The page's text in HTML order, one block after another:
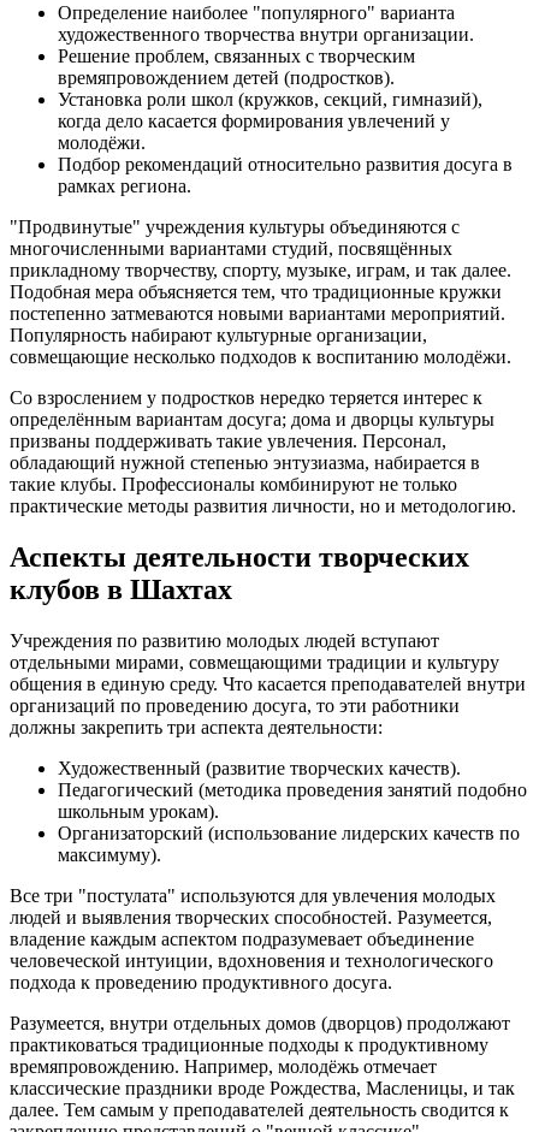
Определение наиболее "популярного" варианта
художественного творчества внутри организации.
Решение проблем, связанных с творческим
времяпровождением детей (подростков).
Установка роли школ (кружков, секций, гимназий),
когда дело касается формирования увлечений у
молодёжи.
Подбор рекомендаций относительно развития досуга в
рамках региона.
"Продвинутые" учреждения культуры объединяются с
многочисленными вариантами студий, посвящённых
прикладному творчеству, спорту, музыке, играм, и так далее.
Подобная мера объясняется тем, что традиционные кружки
постепенно затмеваются новыми вариантами мероприятий.
Популярность набирают культурные организации,
совмещающие несколько подходов к воспитанию молодёжи.
Со взрослением у подростков нередко теряется интерес к
определённым вариантам досуга; дома и дворцы культуры
призваны поддерживать такие увлечения. Персонал,
обладающий нужной степенью энтузиазма, набирается в
такие клубы. Профессионалы комбинируют не только
практические методы развития личности, но и методологию.
Аспекты деятельности творческих
клубов в Шахтах
Учреждения по развитию молодых людей вступают
отдельными мирами, совмещающими традиции и культуру
общения в единую среду. Что касается преподавателей внутри
организаций по проведению досуга, то эти работники
должны закрепить три аспекта деятельности:
Художественный (развитие творческих качеств).
Педагогический (методика проведения занятий подобно
школьным урокам).
Организаторский (использование лидерских качеств по
максимуму).
Все три "постулата" используются для увлечения молодых
людей и выявления творческих способностей. Разумеется,
владение каждым аспектом подразумевает объединение
человеческой интуиции, вдохновения и технологического
подхода к проведению продуктивного досуга.
Разумеется, внутри отдельных домов (дворцов) продолжают
практиковаться традиционные подходы к продуктивному
времяпровождению. Например, молодёжь отмечает
классические праздники вроде Рождества, Масленицы, и так
далее. Тем самым у преподавателей деятельность сводится к